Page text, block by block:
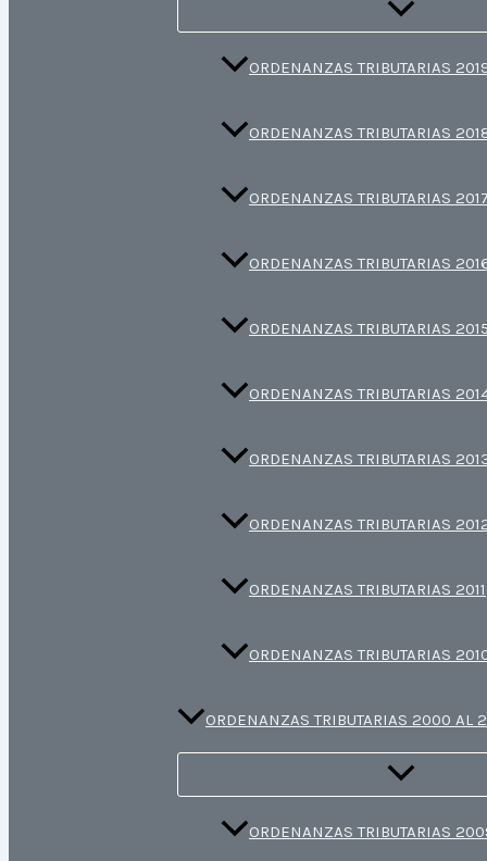
ORDENANZAS TRIBUTARIAS
ORDENANZAS TRIBUTARIAS
ORDENANZAS TRIBUTARIAS 2017
ORDENANZAS TRIBUTARIAS
ORDENANZAS TRIBUTARIAS 2015
ORDENANZAS TRIBUTARIAS
ORDENANZAS TRIBUTARIAS
ORDENANZAS TRIBUTARIAS
ORDENANZAS TRIBUTARIAS 2011
ORDENANZAS TRIBUTARIAS
ORDENANZAS TRIBUTARIAS 2000 AL
ORDENANZAS TRIBUTARIAS